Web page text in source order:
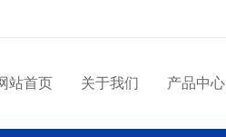
站首页 关于我们 产品中心